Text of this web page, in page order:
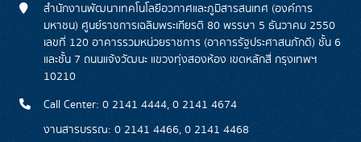
สำนักงานพัฒนาเทคโนโลยีอวกาศและภูมิสารสนเทศ (องค์การ
มหาชน) ศูนย์ราชการเฉลิมพระเกียรติ 80 พรรษา 5 ธันวาคม 2550
เลขที่ 120 อาคารรวมหน่วยราชการ (อาคารรัฐประศาสนภักดี) ชั้น 6
และชั้น 7 ถนนแจ้งวัฒนะ แขวงทุ่งสองห้อง เขตหลักสี่ กรุงเทพฯ
10210
Call Center: 0 2141 4444, 0 2141 4674
งานสารบรรณ: 0 2141 4466, 0 2141 4468